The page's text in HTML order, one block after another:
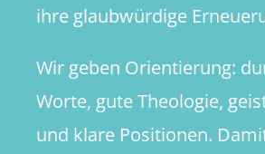
ihre glaubwürdige
Wir geben Orientierung:
Worte, gute Theologie,
und klare Positionen.